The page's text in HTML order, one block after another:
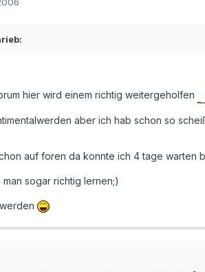
hier wird einem richtig weitergeholfen
aber ich hab schon so
auf foren da konnte ich 4 tage warten
sogar richtig lernen;)